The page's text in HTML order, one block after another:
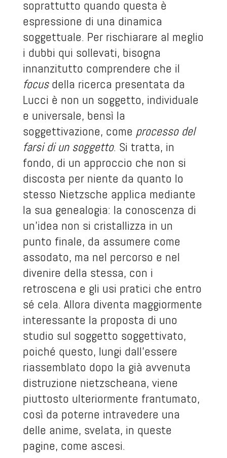
soprattutto quando questa è
espressione di una dinamica
soggettuale. Per rischiarare al meglio
i dubbi qui sollevati, bisogna
innanzitutto comprendere che il
focusdella ricerca presentata da
Lucci è non un soggetto, individuale
e universale, bensì la
soggettivazione, come processo del
farsi di un soggetto. Si tratta, in
fondo, di un approccio che non si
discosta per niente da quanto lo
stesso Nietzsche applica mediante
la sua genealogia: la conoscenza di
un’idea non si cristallizza in un
punto finale, da assumere come
assodato, ma nel percorso e nel
divenire della stessa, con i
retroscena e gli usi pratici che entro
sé cela. Allora diventa maggiormente
interessante la proposta di uno
studio sul soggetto soggettivato,
poiché questo, lungi dall’essere
riassemblato dopo la già avvenuta
distruzione nietzscheana, viene
piuttosto ulteriormente frantumato,
così da poterne intravedere una
delle anime, svelata, in queste
pagine, come ascesi.